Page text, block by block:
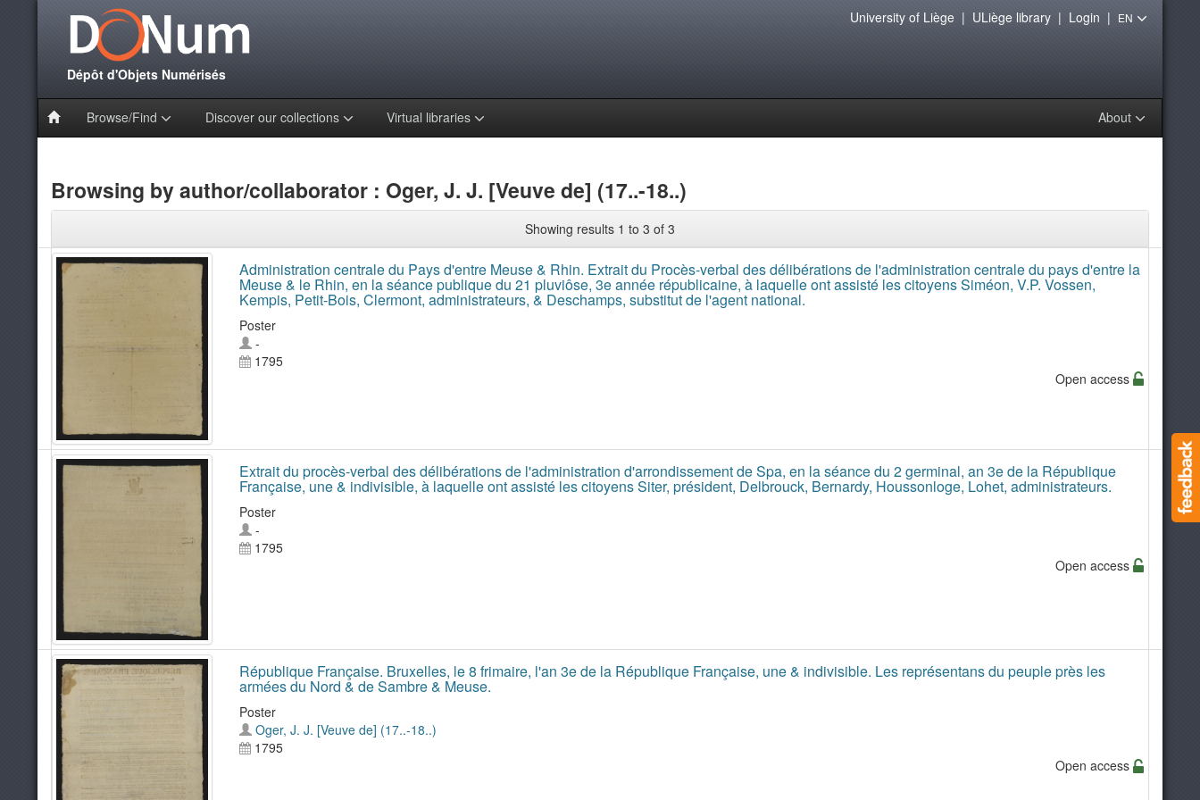
Dépôt d'Objets Numérisés
Browse/Find Discover our collections Virtual libraries About
University of Liège| ULiège library| Login | EN
Browsing by author/collaborator : Oger, J. J. [Veuve de] (17..-18..)
Showing results 1 to 3 of 3
Administration centrale du Pays d'entre Meuse & Rhin. Extrait du Procès-verbal des délibérations de l'administration centrale du pays d'entre la
Meuse & le Rhin, en la séance publique du 21 pluviôse, 3e année républicaine, à laquelle ont assisté les citoyens Siméon, V.P. Vossen,
Kempis, Petit-Bois, Clermont, administrateurs, & Deschamps, substitut de l'agent national.
Poster
-
1795
Open access
Extrait du procès-verbal des délibérations de l'administration d'arrondissement de Spa, en la séance du 2 germinal, an 3e de la République
Française, une & indivisible, à laquelle ont assisté les citoyens Siter, président, Delbrouck, Bernardy, Houssonloge, Lohet, administrateurs.
Poster
-
1795
Open access
République Française. Bruxelles, le 8 frimaire, l'an 3e de la République Française, une & indivisible. Les représentans du peuple près les
armées du Nord & de Sambre & Meuse.
Poster
Oger, J. J. [Veuve de] (17..-18..)
1795
Open access